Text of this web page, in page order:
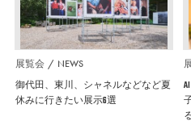
展覧会 NEWS
御代田、東川、シャネルなどなど夏
休みに行きたい展示6選